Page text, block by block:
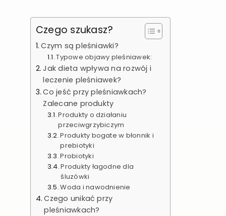
Czego szukasz?
Czym są pleśniawki?
Typowe objawy pleśniawek:
Jak dieta wpływa na rozwój i
leczenie pleśniawek?
Co jeść przy pleśniawkach?
Zalecane produkty
Produkty o działaniu
przeciwgrzybiczym
Produkty bogate w błonnik i
prebiotyki
Probiotyki
Produkty łagodne dla
śluzówki
Woda i nawodnienie
Czego unikać przy
pleśniawkach?